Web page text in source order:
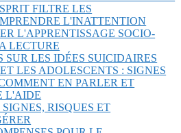
FILTRE LES
L'INATTENTION
L'APPRENTISSAGE SOCIO-
LECTURE
SUR LES IDÉES SUICIDAIRES
LES ADOLESCENTS : SIGNES
EN PARLER ET
L'AIDE
RISQUES ET